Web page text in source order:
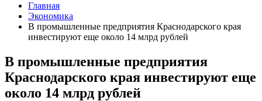
Главная
Экономика
В промышленные предприятия Краснодарского края
инвестируют еще около 14 млрд рублей
В промышленные предприятия
Краснодарского края инвестируют еще
около 14 млрд рублей